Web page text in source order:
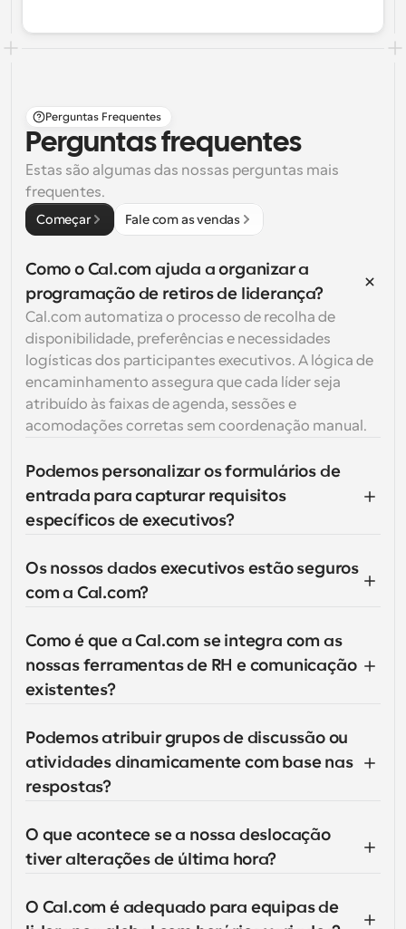
Perguntas Frequentes
Perguntas frequentes
Estas são algumas das nossas perguntas mais
frequentes.
Começar Fale com as vendas
Como o Cal.com ajuda a organizar a
programação de retiros de liderança?
Cal.com automatiza o processo de recolha de
disponibilidade, preferências e necessidades
logísticas dos participantes executivos. A lógica de
encaminhamento assegura que cada líder seja
atribuído às faixas de agenda, sessões e
acomodações corretas sem coordenação manual.
Podemos personalizar os formulários de
entrada para capturar requisitos
específicos de executivos?
Os nossos dados executivos estão seguros
com a Cal.com?
Como é que a Cal.com se integra com as
nossas ferramentas de RH e comunicação
existentes?
Podemos atribuir grupos de discussão ou
atividades dinamicamente com base nas
respostas?
O que acontece se a nossa deslocação
tiver alterações de última hora?
O Cal.com é adequado para equipas de